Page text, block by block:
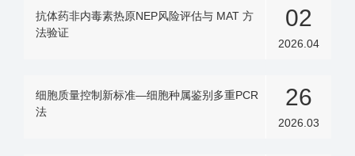
抗体药非内毒素热原NEP风险评估与 MAT 方
法验证
02
2026.04
细胞质量控制新标准—细胞种属鉴别多重PCR
法
26
2026.03